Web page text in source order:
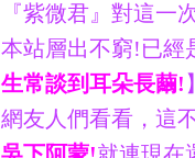
『紫微君』對這一
本站層出不窮!已經
生常談到耳朵長繭!
網友人們看看，這